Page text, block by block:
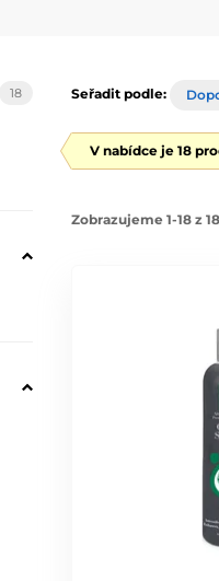
18 Seřadit podle:
V nabídce je 18
Zobrazujeme 1-18 z